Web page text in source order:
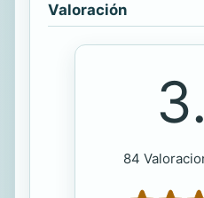
Valoración
84